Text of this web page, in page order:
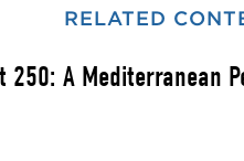
RELATED
250: A Mediterranean